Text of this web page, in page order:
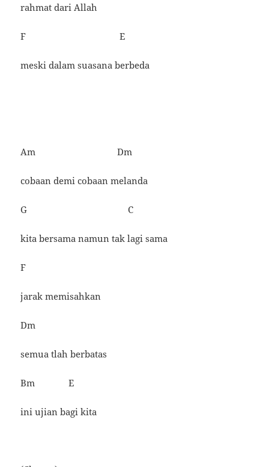
rahmat dari Allah
F E
meski dalam suasana berbeda
Am Dm
cobaan demi cobaan melanda
G C
kita bersama namun tak lagi sama
F
jarak memisahkan
Dm
semua tlah berbatas
Bm E
ini ujian bagi kita